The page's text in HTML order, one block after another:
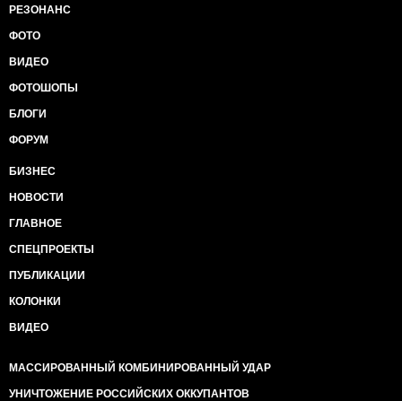
РЕЗОНАНС
ФОТО
ВИДЕО
ФОТОШОПЫ
БЛОГИ
ФОРУМ
БИЗНЕС
НОВОСТИ
ГЛАВНОЕ
СПЕЦПРОЕКТЫ
ПУБЛИКАЦИИ
КОЛОНКИ
ВИДЕО
МАССИРОВАННЫЙ КОМБИНИРОВАННЫЙ УДАР
УНИЧТОЖЕНИЕ РОССИЙСКИХ ОККУПАНТОВ